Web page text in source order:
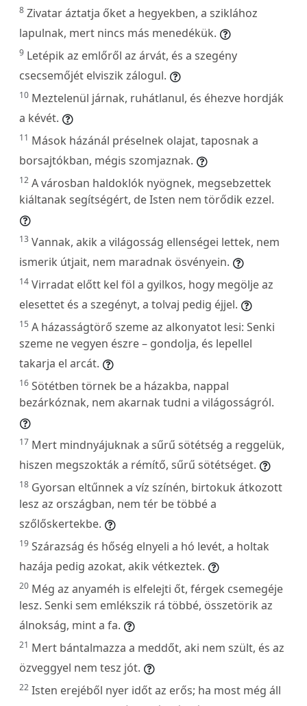
8 Zivatar áztatja őket a hegyekben, a sziklához
lapulnak, mert nincs más menedékük.
9 Letépik az emlőről az árvát, és a szegény
csecsemőjét elviszik zálogul.
10 Meztelenül járnak, ruhátlanul, és éhezve hordják
a kévét.
11 Mások házánál préselnek olajat, taposnak a
borsajtókban, mégis szomjaznak.
12 A városban haldoklók nyögnek, megsebzettek
kiáltanak segítségért, de Isten nem törődik ezzel.
13 Vannak, akik a világosság ellenségei lettek, nem
ismerik útjait, nem maradnak ösvényein.
14 Virradat előtt kel föl a gyilkos, hogy megölje az
elesettet és a szegényt, a tolvaj pedig éjjel.
15 A házasságtörő szeme az alkonyatot lesi: Senki
szeme ne vegyen észre – gondolja, és lepellel
takarja el arcát.
16 Sötétben törnek be a házakba, nappal
bezárkóznak, nem akarnak tudni a világosságról.
17 Mert mindnyájuknak a sűrű sötétség a reggelük,
hiszen megszokták a rémítő, sűrű sötétséget.
18 Gyorsan eltűnnek a víz színén, birtokuk átkozott
lesz az országban, nem tér be többé a
szőlőskertekbe.
19 Szárazság és hőség elnyeli a hó levét, a holtak
hazája pedig azokat, akik vétkeztek.
20 Még az anyaméh is elfelejti őt, férgek csemegéje
lesz. Senki sem emlékszik rá többé, összetörik az
álnokság, mint a fa.
21 Mert bántalmazza a meddőt, aki nem szült, és az
özveggyel nem tesz jót.
22 Isten erejéből nyer időt az erős; ha most még áll